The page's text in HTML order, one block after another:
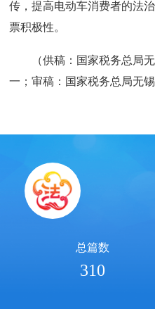
传，提高电动车消费者的法
票积极性。
（供稿：国家税务总局无
一；审稿：国家税务总局无
总篇数
310